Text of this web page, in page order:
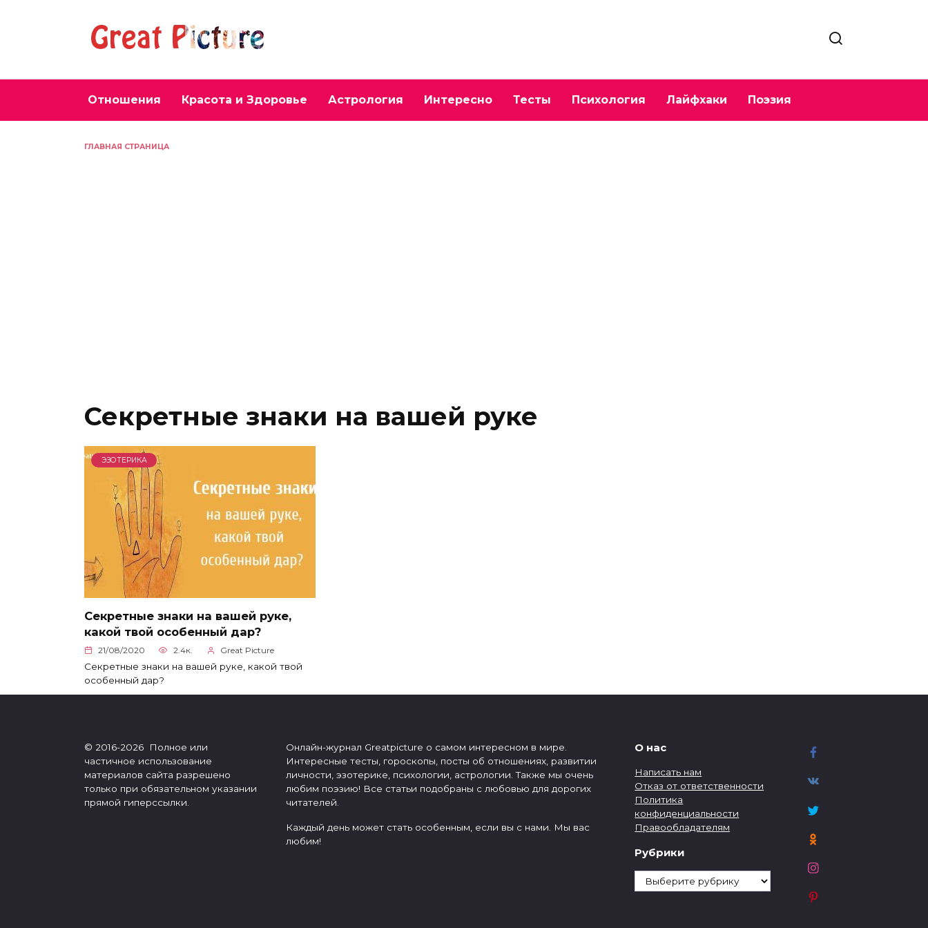
Отношения Красота и Здоровье Астрология Интересно Тесты Психология Лайфхаки Поэзия
ГЛАВНАЯ СТРАНИЦА
Секретные знаки на вашей руке
ЭЗОТЕРИКА
Секретные знаки на вашей руке,
какой твой особенный дар?
21/08/2020 2.4к. Great Picture
Секретные знаки на вашей руке, какой твой
особенный дар?
© 2016-2026 Полное или
частичное использование
материалов сайта разрешено
только при обязательном указании
прямой гиперссылки.
Онлайн-журнал Greatpicture о самом интересном в мире.
Интересные тесты, гороскопы, посты об отношениях, развитии
личности, эзотерике, психологии, астрологии. Также мы очень
любим поэзию! Все статьи подобраны с любовью для дорогих
читателей.
Каждый день может стать особенным, если вы с нами. Мы вас
любим!
О нас
Написать нам
Отказ от ответственности
Политика
конфиденциальности
Правообладателям
Рубрики
Рубрики